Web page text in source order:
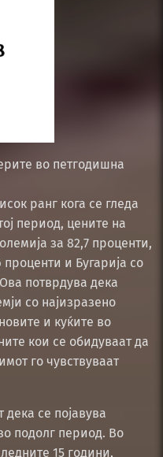
во петгодишна
ранг кога се гледа
период, цените на
за 82,7 проценти,
проценти и Бугарија со
потврдува дека
со најизразено
и куќите во
кои се обидуваат да
го чувствуваат
се појавува
подолг период. Во
15 години,